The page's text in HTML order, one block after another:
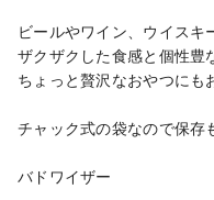
ビールやワイン、ウイスキ
ザクザクした食感と個性豊
ちょっと贅沢なおやつにも
チャック式の袋なので保存
バドワイザー